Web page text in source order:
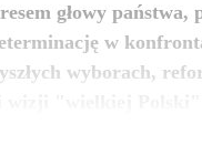
głowy państwa,
w
wyborach,
zobacz więcej